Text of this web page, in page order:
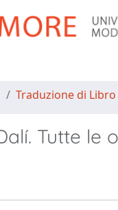
Traduzione di Libro
Tutte le